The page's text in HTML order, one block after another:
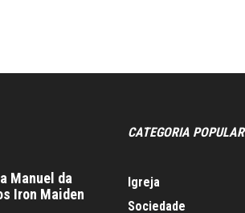
Manuel da
Iron Maiden
CATEGORIA POPULAR
Igreja
Sociedade